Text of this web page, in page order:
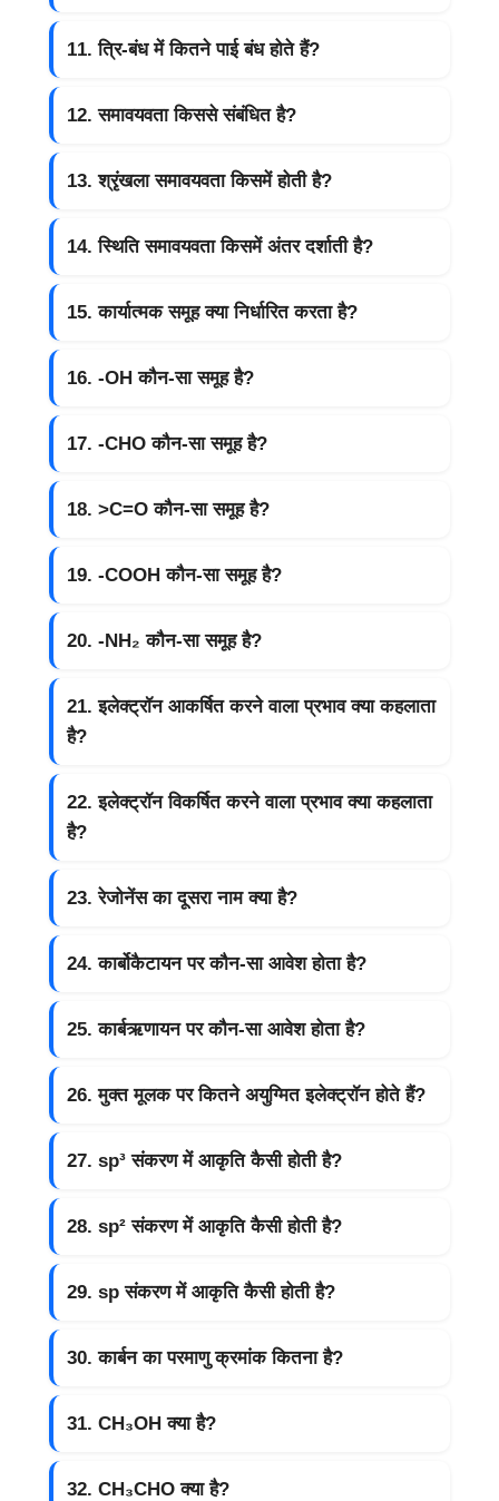
11. त्रि-बंध में कितने पाई बंध होते हैं?
12. समावयवता किससे संबंधित है?
13. श्रृंखला समावयवता किसमें होती है?
14. स्थिति समावयवता किसमें अंतर दर्शाती है?
15. कार्यात्मक समूह क्या निर्धारित करता है?
16. -OH कौन-सा समूह है?
17. -CHO कौन-सा समूह है?
18. >C=O कौन-सा समूह है?
19. -COOH कौन-सा समूह है?
20. -NH₂ कौन-सा समूह है?
21. इलेक्ट्रॉन आकर्षित करने वाला प्रभाव क्या कहलाता
है?
22. इलेक्ट्रॉन विकर्षित करने वाला प्रभाव क्या कहलाता
है?
23. रेजोनेंस का दूसरा नाम क्या है?
24. कार्बोकैटायन पर कौन-सा आवेश होता है?
25. कार्बऋणायन पर कौन-सा आवेश होता है?
26. मुक्त मूलक पर कितने अयुग्मित इलेक्ट्रॉन होते हैं?
27. sp³ संकरण में आकृति कैसी होती है?
28. sp² संकरण में आकृति कैसी होती है?
29. sp संकरण में आकृति कैसी होती है?
30. कार्बन का परमाणु क्रमांक कितना है?
31. CH₃OH क्या है?
32. CH₃CHO क्या है?